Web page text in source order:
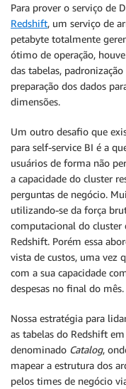
Para prover o serviço de
Redshift, um serviço de
petabyte totalmente
ótimo de operação,
das tabelas,
preparação dos dados
dimensões.
Um outro desafio que
para self-service BI é a
usuários de forma não
a capacidade do cluster
perguntas de negócio.
utilizando-se da força
computacional do cluster
Redshift. Porém essa
vista de custos, uma vez
com a sua capacidade
despesas no final do mês.
Nossa estratégia para
as tabelas do Redshift
denominado Catalog,
mapear a estrutura dos
pelos times de negócio